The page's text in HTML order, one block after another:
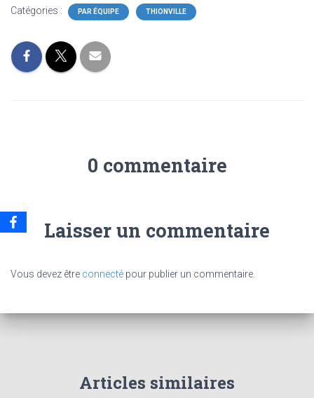
Catégories : PAR ÉQUIPE THIONVILLE
0 commentaire
Laisser un commentaire
Vous devez être connecté pour publier un commentaire.
Articles similaires